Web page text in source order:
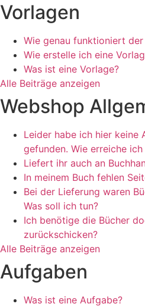
Vorlagen
Wie genau funktioniert
Wie erstelle ich eine
Was ist eine Vorlage?
Alle Beiträge anzeigen
Webshop
Leider habe ich hier keine
gefunden. Wie erreiche ich
Liefert ihr auch an
In meinem Buch fehlen
Bei der Lieferung waren
Was soll ich tun?
Ich benötige die Bücher
zurückschicken?
Alle Beiträge anzeigen
Aufgaben
Was ist eine Aufgabe?